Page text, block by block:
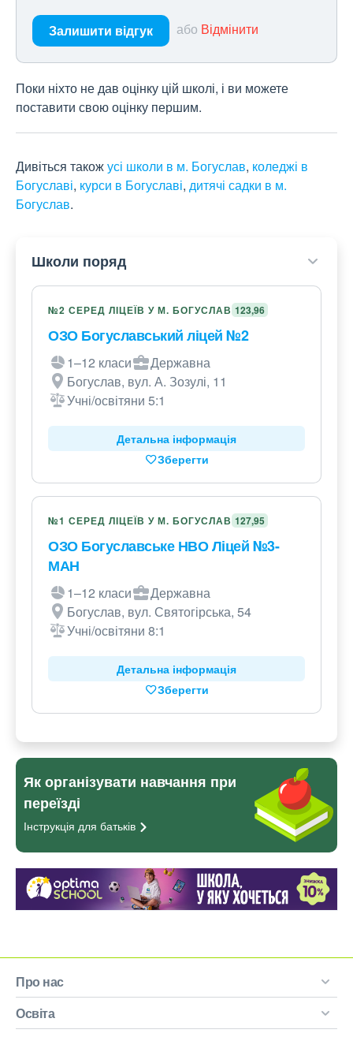
Залишити відгук або Відмінити
Поки ніхто не дав оцінку цій школі, і ви можете
поставити свою оцінку першим.
Дивіться такожусі школи в м. Богуслав, коледжі в
Богуславі, курси в Богуславі, дитячі садки в м.
Богуслав.
Школи поряд
№2 СЕРЕД ЛІЦЕЇВ У М. БОГУСЛАВ 123,96
ОЗО Богуславський ліцей №2
1–12 класи
Державна
Богуслав, вул. А. Зозулі, 11
Учні/освітяни 5:1
Детальна інформація
Зберегти
№1 СЕРЕД ЛІЦЕЇВ У М. БОГУСЛАВ 127,95
ОЗО Богуславське НВО Ліцей №3-
МАН
1–12 класи
Державна
Богуслав, вул. Святогірська, 54
Учні/освітяни 8:1
Детальна інформація
Зберегти
Як організувати навчання при
переїзді
Інструкція для батьків
Про нас
Освіта